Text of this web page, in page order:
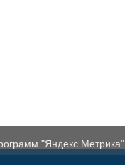
"Яндекс Метрика",